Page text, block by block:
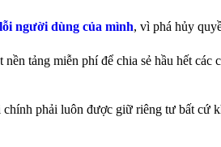
người dùng của mình, vì phá hủy
tảng miễn phí để chia sẻ hầu hết
phải luôn được giữ riêng tư bất cứ